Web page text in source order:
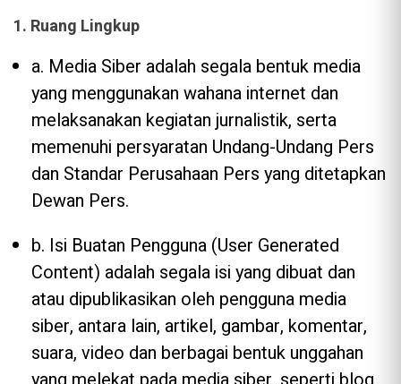
1. Ruang Lingkup
a. Media Siber adalah segala bentuk media
yang menggunakan wahana internet dan
melaksanakan kegiatan jurnalistik, serta
memenuhi persyaratan Undang-Undang Pers
dan Standar Perusahaan Pers yang ditetapkan
Dewan Pers.
b. Isi Buatan Pengguna (User Generated
Content) adalah segala isi yang dibuat dan
atau dipublikasikan oleh pengguna media
siber, antara lain, artikel, gambar, komentar,
suara, video dan berbagai bentuk unggahan